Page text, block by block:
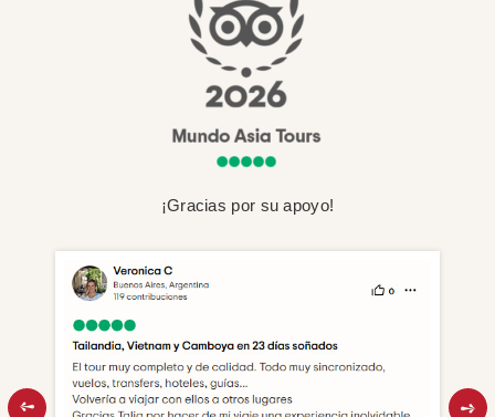
¡Gracias por su apoyo!